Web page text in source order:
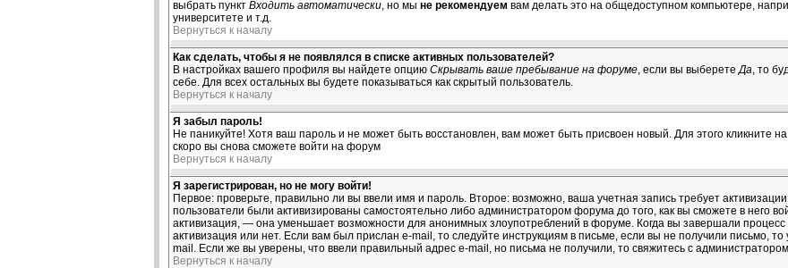
выбрать пункт Входить автоматически, но мы не рекомендуем вам делать это на общедоступном компьютере,
университете и т.д.
Вернуться к началу
Как сделать, чтобы я не появлялся в списке активных пользователей?
В настройках вашего профиля вы найдете опцию Скрывать ваше пребывание на форуме, если вы выберетеДа, то
себе. Для всех остальных вы будете показываться как скрытый пользователь.
Вернуться к началу
Я забыл пароль!
Не паникуйте! Хотя ваш пароль и не может быть восстановлен, вам может быть присвоен новый. Для этого кликните на
скоро вы снова сможете войти на форум
Вернуться к началу
Я зарегистрирован, но не могу войти!
Первое: проверьте, правильно ли вы ввели имя и пароль. Второе: возможно, ваша учетная запись требует
пользователи были активизированы самостоятельно либо администратором форума до того, как вы сможете в него
активизация, — она уменьшает возможности для анонимных злоупотреблений в форуме. Когда вы завершали процесс
активизация или нет. Если вам был прислан e-mail, то следуйте инструкциям в письме, если вы не получили письмо,
mail. Если же вы уверены, что ввели правильный адрес e-mail, но письма не получили, то свяжитесь с
Вернуться к началу